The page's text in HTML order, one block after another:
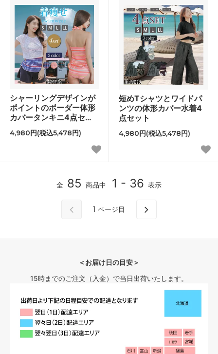
シャーリングデザインが
ポイントのボーダー体形
カバータンキニ4点セッ
4,980円(税込5,478円)
短めTシャツとワイドパ
ンツの体形カバー水着4
点セット
4,980円(税込5,478円)
全 85 商品中 1 - 36 表示
1 ページ目
＜お届け日の目安＞
15時までのご注文（入金）で当日出荷いたします。